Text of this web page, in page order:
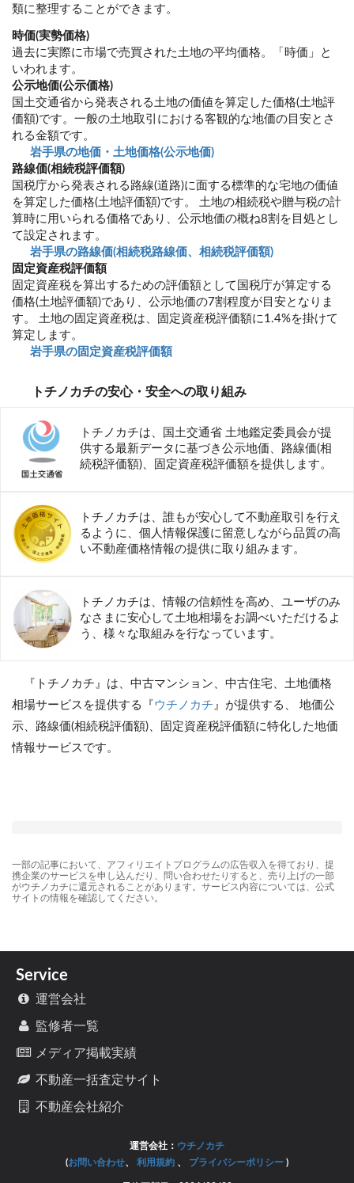
類に整理することができます。
時価(実勢価格)
過去に実際に市場で売買された土地の平均価格。「時価」と
いわれます。
公示地価(公示価格)
国土交通省から発表される土地の価値を算定した価格(土地評
価額)です。一般の土地取引における客観的な地価の目安とさ
れる金額です。
岩手県の地価・土地価格(公示地価)
路線価(相続税評価額)
国税庁から発表される路線(道路)に面する標準的な宅地の価値
を算定した価格(土地評価額)です。 土地の相続税や贈与税の計
算時に用いられる価格であり、公示地価の概ね8割を目処とし
て設定されます。
岩手県の路線価(相続税路線価、相続税評価額)
固定資産税評価額
固定資産税を算出するための評価額として国税庁が算定する
価格(土地評価額)であり、公示地価の7割程度が目安となりま
す。 土地の固定資産税は、固定資産税評価額に1.4%を掛けて
算定します。
岩手県の固定資産税評価額
トチノカチの安心・安全への取り組み
トチノカチは、国土交通省 土地鑑定委員会が提
供する最新データに基づき公示地価、路線価(相
続税評価額)、固定資産税評価額を提供します。
トチノカチは、誰もが安心して不動産取引を行え
るように、個人情報保護に留意しながら品質の高
い不動産価格情報の提供に取り組みます。
トチノカチは、情報の信頼性を高め、ユーザのみ
なさまに安心して土地相場をお調べいただけるよ
う、様々な取組みを行なっています。
『トチノカチ』は、中古マンション、中古住宅、土地価格
相場サービスを提供する『ウチノカチ 』が提供する、 地価公
示、路線価(相続税評価額)、固定資産税評価額に特化した地価
情報サービスです。
一部の記事において、アフィリエイトプログラムの広告収入を得ており、提
携企業のサービスを申し込んだり、問い合わせたりすると、売り上げの一部
がウチノカチに還元されることがあります。サービス内容については、公式
サイトの情報を確認してください。
Service
運営会社
監修者一覧
メディア掲載実績
不動産一括査定サイト
不動産会社紹介
運営会社： ウチノカチ
(お問い合わせ、 利用規約 、 プライバシーポリシー )